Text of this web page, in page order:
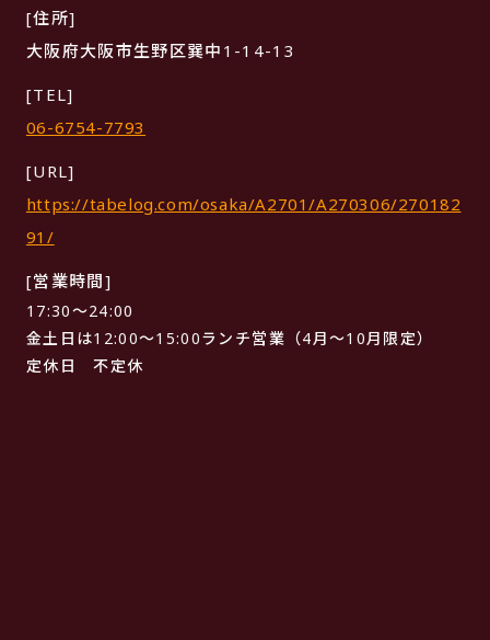
[住所]
大阪府大阪市生野区巽中1-14-13
[TEL]
06-6754-7793
[URL]
https://tabelog.com/osaka/A2701/A270306/270182
91/
[営業時間]
17:30〜24:00
金土日は12:00〜15:00ランチ営業（4月〜10月限定）
定休日 不定休